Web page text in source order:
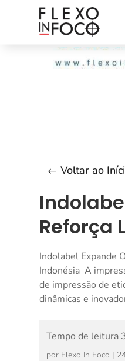
Voltar ao
Reforça
Indolabel Expande
Indonésia A
de impressão de
dinâmicas e
por Flexo In Foco |